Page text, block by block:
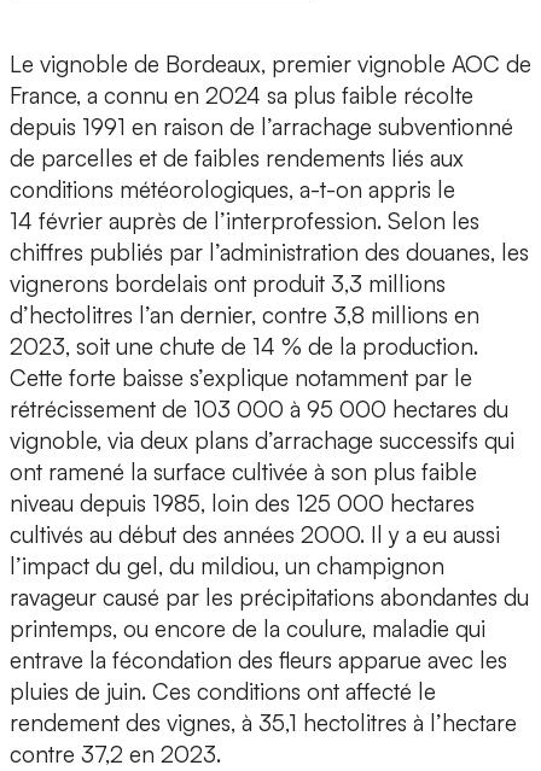
Le vignoble de Bordeaux, premier vignoble AOC de
France, a connu en 2024 sa plus faible récolte
depuis 1991 en raison de l’arrachage subventionné
de parcelles et de faibles rendements liés aux
conditions météorologiques, a-t-on appris le
14 février auprès de l’interprofession. Selon les
chiffres publiés par l’administration des douanes, les
vignerons bordelais ont produit 3,3 millions
d’hectolitres l’an dernier, contre 3,8 millions en
2023, soit une chute de 14 % de la production.
Cette forte baisse s’explique notamment par le
rétrécissement de 103 000 à 95 000 hectares du
vignoble, via deux plans d’arrachage successifs qui
ont ramené la surface cultivée à son plus faible
niveau depuis 1985, loin des 125 000 hectares
cultivés au début des années 2000. Il y a eu aussi
l’impact du gel, du mildiou, un champignon
ravageur causé par les précipitations abondantes du
printemps, ou encore de la coulure, maladie qui
entrave la fécondation des fleurs apparue avec les
pluies de juin. Ces conditions ont affecté le
rendement des vignes, à 35,1 hectolitres à l’hectare
contre 37,2 en 2023.